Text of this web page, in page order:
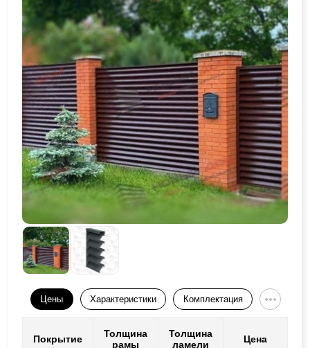
Цены Характеристики Комплектация
Покрытие
Толщина
рамы
Толщина
ламели
Цена